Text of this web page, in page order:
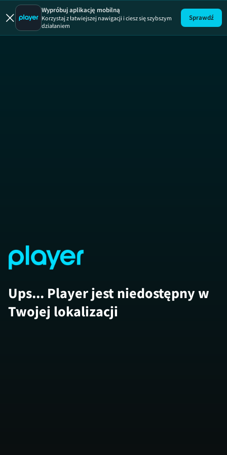
Miłe wieściMiłe wieści, sezon 3,
Wypróbuj aplikację mobilną
Korzystaj z łatwiejszej nawigacji i ciesz się szybszym
działaniem
Sprawdź
Ups... Player jest niedostępny w
Twojej lokalizacji